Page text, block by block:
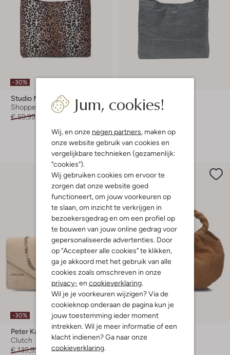
Jum, cookies!
Wij, en onze negen partners, maken op
onze website gebruik van cookies en
vergelijkbare technieken (gezamenlijk:
"cookies").
Wij gebruiken cookies om ervoor te
zorgen dat onze website goed
functioneert, om jouw voorkeuren op
te slaan, om inzicht te verkrijgen in
bezoekersgedrag en om een profiel op
te bouwen van jouw online gedrag voor
gepersonaliseerde advertenties. Door
op "Accepteer alle cookies" te klikken,
ga je akkoord met het gebruik van alle
cookies zoals omschreven in onze
privacy- en cookieverklaring.
Wil je je voorkeuren wijzigen? Via de
cookieknop onderaan de pagina kun je
jouw toestemming ieder moment
intrekken. Wil je meer informatie of een
klacht indienen? Ga naar onze
cookieverklaring.
-30%
Studio Noos
Shopper
€ 59,99
Studio Noos
Shopper
+ meer kleuren
-30%
Peter Kaiser
Clutch
€ 139,99
€ 97,99
-20%
Unisa
Schoudertas